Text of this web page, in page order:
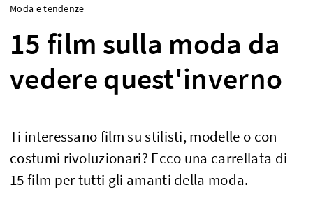
Moda e tendenze
15 film sulla moda da
vedere quest'inverno
Ti interessano film su stilisti, modelle o con
costumi rivoluzionari? Ecco una carrellata di
15 film per tutti gli amanti della moda.